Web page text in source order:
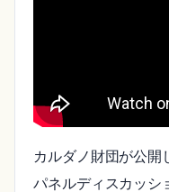
カルダノ財団が公開
パネルディスカッシ